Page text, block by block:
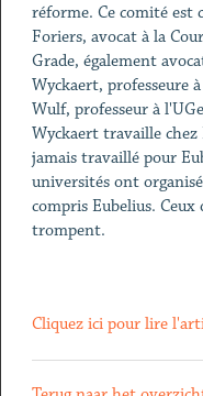
réforme. Ce comité est
Foriers, avocat à la
Grade, également
Wyckaert, professeure
Wulf, professeur à
Wyckaert travaille
jamais travaillé pour
universités ont
compris Eubelius.
trompent.
Cliquez ici pour lire